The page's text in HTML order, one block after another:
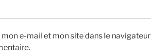
e-mail et mon site dans le navigateur